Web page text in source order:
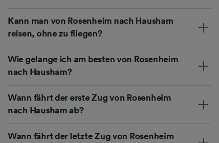
Kann man von Rosenheim nach Hausham
reisen, ohne zu fliegen?
Wie gelange ich am besten von Rosenheim
nach Hausham?
Wann fährt der erste Zug von Rosenheim
nach Hausham ab?
Wann fährt der letzte Zug von Rosenheim